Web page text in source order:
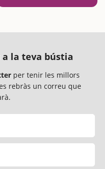
a la teva bústia
per tenir les millors
rebràs un correu que